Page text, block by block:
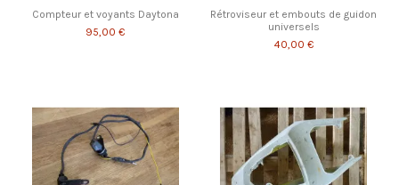
Compteur et voyants Daytona
95,00 €
Rétroviseur et embouts de guidon
universels
40,00 €